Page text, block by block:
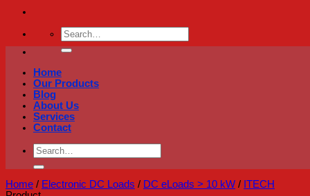
Search
for:
Home
Our Products
Blog
About Us
Services
Contact
Search
for:
Home / Electronic DC Loads / DC eLoads > 10 kW / ITECH